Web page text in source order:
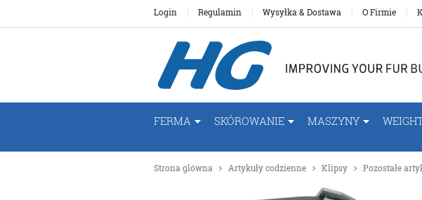
Login Regulamin Wysyłka & Dostawa O Firmie
FERMA SKÓROWANIE MASZYNY
Strona glówna Artykuły codzienne Klipsy Pozostałe